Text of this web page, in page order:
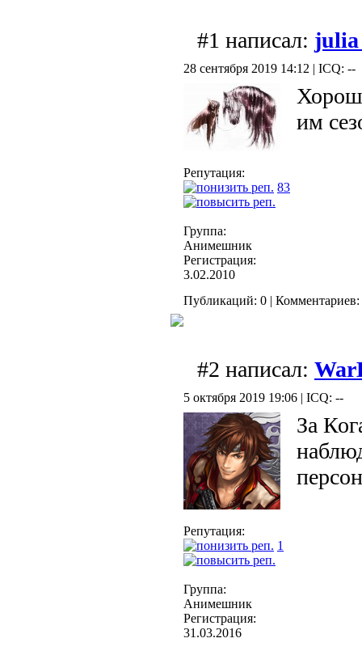
#1 написал: julia
28 сентября 2019 14:12 | ICQ: --
Репутация:
83
Группа:
Анимешник
Регистрация:
3.02.2010
им
Публикаций: 0 | Комментариев:
#2 написал:
5 октября 2019 19:06 | ICQ: --
Репутация:
1
Группа:
Анимешник
Регистрация:
31.03.2016
За